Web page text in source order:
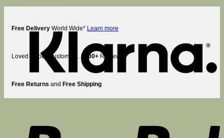
Free Delivery World Wide* Learn more
Loved by our Customers. 5000+ Reviews
Free Returns and Free Shipping